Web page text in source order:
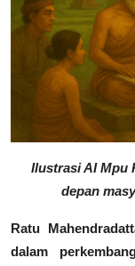
Ilustrasi AI Mpu
depan
Ratu
dalam